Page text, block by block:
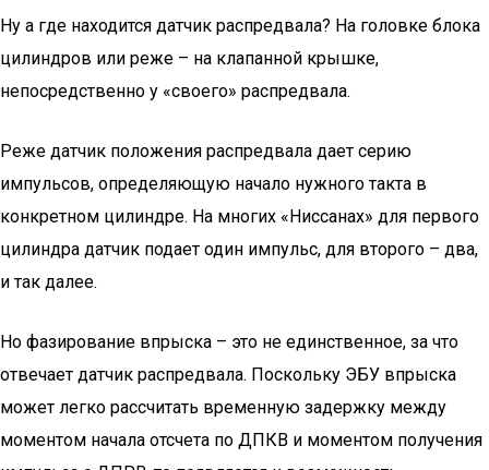
Ну а где находится датчик распредвала? На головке блока
цилиндров или реже – на клапанной крышке,
непосредственно у «своего» распредвала.
Реже датчик положения распредвала дает серию
импульсов, определяющую начало нужного такта в
конкретном цилиндре. На многих «Ниссанах» для первого
цилиндра датчик подает один импульс, для второго – два,
и так далее.
Но фазирование впрыска – это не единственное, за что
отвечает датчик распредвала. Поскольку ЭБУ впрыска
может легко рассчитать временную задержку между
моментом начала отсчета по ДПКВ и моментом получения